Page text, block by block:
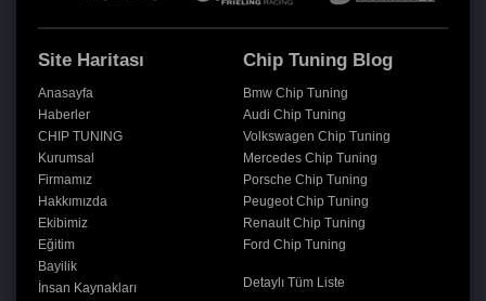
Site Haritası
Anasayfa
Haberler
CHIP TUNING
Kurumsal
Firmamız
Hakkımızda
Ekibimiz
Eğitim
Bayilik
İnsan Kaynakları
Chip Tuning Blog
Bmw Chip Tuning
Audi Chip Tuning
Volkswagen Chip Tuning
Mercedes Chip Tuning
Porsche Chip Tuning
Peugeot Chip Tuning
Renault Chip Tuning
Ford Chip Tuning
Detaylı Tüm Liste